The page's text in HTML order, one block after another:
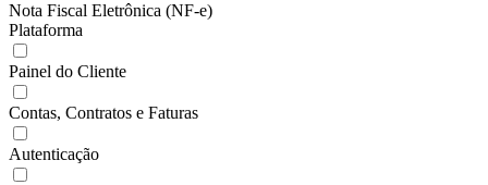
Nota Fiscal Eletrônica (NF-e)
Plataforma
Painel do Cliente
Contas, Contratos e Faturas
Autenticação